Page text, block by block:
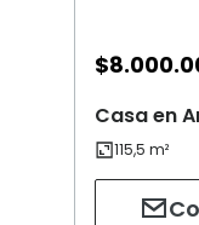
$
Casa en